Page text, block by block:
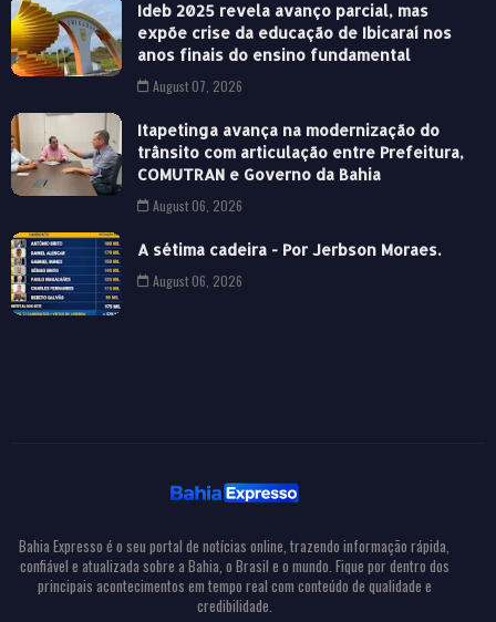
Ideb 2025 revela avanço parcial, mas
expõe crise da educação de Ibicaraí nos
anos finais do ensino fundamental
August 07, 2026
Itapetinga avança na modernização do
trânsito com articulação entre Prefeitura,
COMUTRAN e Governo da Bahia
August 06, 2026
A sétima cadeira - Por Jerbson Moraes.
August 06, 2026
Bahia Expresso é o seu portal de notícias online, trazendo informação rápida,
confiável e atualizada sobre a Bahia, o Brasil e o mundo. Fique por dentro dos
principais acontecimentos em tempo real com conteúdo de qualidade e
credibilidade.